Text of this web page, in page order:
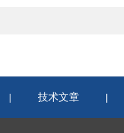
| 技术文章 |